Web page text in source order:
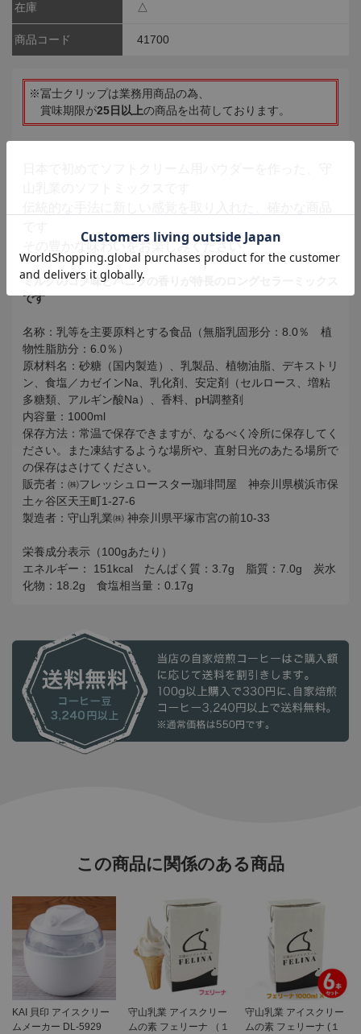
在庫 △
商品コード 41700
※冨士クリップは業務用商品の為、
賞味期限が25日以上の商品を出荷しております。
その豊かな味わいをお楽しみください
ミルクのコク味とバニラの香りが特長のロングセラーミックス
です
名称：乳等を主要原料とする食品（無脂乳固形分：8.0％ 植
物性脂肪分：6.0％）
原材料名：砂糖（国内製造）、乳製品、植物油脂、デキストリ
ン、食塩／カゼインNa、乳化剤、安定剤（セルロース、増粘
多糖類、アルギン酸Na）、香料、pH調整剤
内容量：1000ml
保存方法：常温で保存できますが、なるべく冷所に保存してく
ださい。また凍結するような場所や、直射日光のあたる場所で
の保存はさけてください。
販売者：㈱フレッシュロースター珈琲問屋 神奈川県横浜市保
土ヶ谷区天王町1-27-6
製造者：守山乳業㈱ 神奈川県平塚市宮の前10-33
栄養成分表示（100gあたり）
エネルギー： 151kcal たんぱく質：3.7g 脂質：7.0g 炭水
化物：18.2g 食塩相当量：0.17g
この商品に関係のある商品
KAI 貝印 アイスクリー
ムメーカー DL-5929
守山乳業 アイスクリー
ムの素 フェリーナ （１
守山乳業 アイスクリー
ムの素 フェリーナ (１